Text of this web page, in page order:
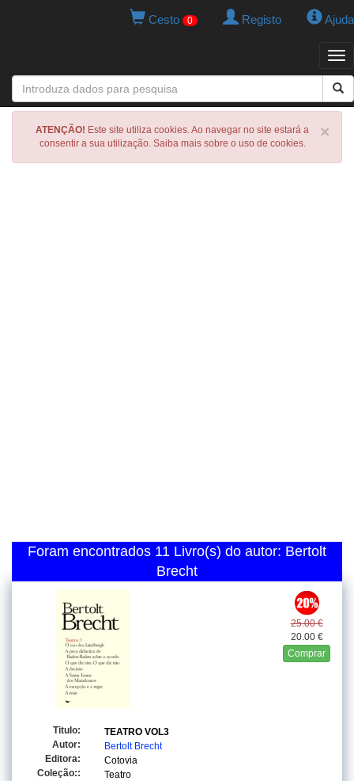
Cesto 0 Registo Ajuda
×
ATENÇÃO! Este site utiliza cookies. Ao navegar no site estará a
consentir a sua utilização. Saiba mais sobre o uso de cookies.
Foram encontrados 11 Livro(s) do autor: Bertolt
Brecht
25.00 €
20.00 €
Comprar
Titulo:
TEATRO VOL3
Autor:
Bertolt Brecht
Editora:
Cotovia
Coleção::
Teatro